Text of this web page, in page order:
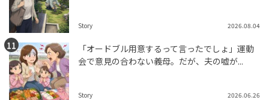
Story 2026.08.04
「オードブル用意するって言ったでしょ」運動
会で意見の合わない義母。だが、夫の嘘が...
Story 2026.06.26